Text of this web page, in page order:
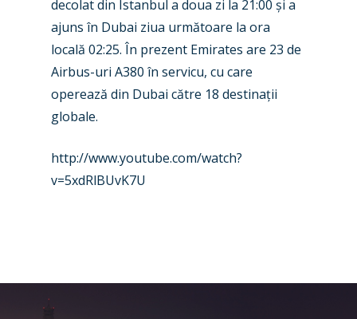
decolat din Istanbul a doua zi la 21:00 și a
ajuns în Dubai ziua următoare la ora
locală 02:25. În prezent Emirates are 23 de
Airbus-uri A380 în servicu, cu care
operează din Dubai către 18 destinații
globale.
http://www.youtube.com/watch?
v=5xdRlBUvK7U
Farnborough 2024
Farnborough 2022
Paris 2019
Trip Reports
Marketplace
Jobs